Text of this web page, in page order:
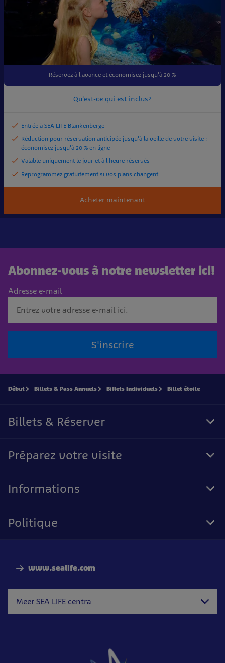
Réservez à l'avance et économisez jusqu'à 20 %
Qu'est-ce qui est inclus?
Entrée à SEA LIFE Blankenberge
Réduction pour réservation anticipée jusqu'à la veille de votre visite :
économisez jusqu'à 20 % en ligne
Valable uniquement le jour et à l'heure réservés
Reprogrammez gratuitement si vos plans changent
Acheter maintenant
Abonnez-vous à notre newsletter ici!
Adresse e-mail
S'inscrire
www.sealife.com
Meer SEA LIFE centra
Début Billets & Pass Annuels Billets Individuels Billet étoile
Billets & Réserver
Préparez votre visite
Informations
Politique